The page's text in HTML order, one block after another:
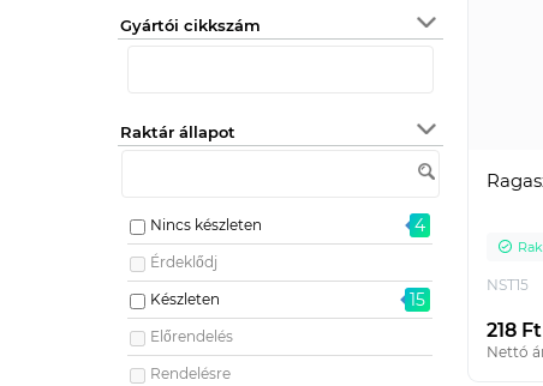
Gyártói cikkszám
Raktár állapot
Nincs készleten 4
Érdeklődj
Készleten 15
Előrendelés
Rendelésre
NST15
218 Ft
Nettó